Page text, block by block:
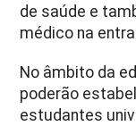
de saúde e
médico na
No âmbito da
poderão
estudantes